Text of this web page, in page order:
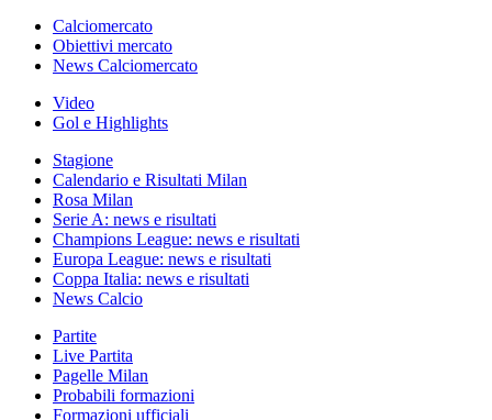
Calciomercato
Obiettivi mercato
News Calciomercato
Video
Gol e Highlights
Stagione
Calendario e Risultati Milan
Rosa Milan
Serie A: news e risultati
Champions League: news e risultati
Europa League: news e risultati
Coppa Italia: news e risultati
News Calcio
Partite
Live Partita
Pagelle Milan
Probabili formazioni
Formazioni ufficiali